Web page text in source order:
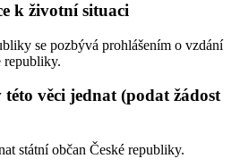
k životní situaci
se pozbývá prohlášením o vzdání
republiky.
věci jednat (podat žádost
státní občan České republiky.